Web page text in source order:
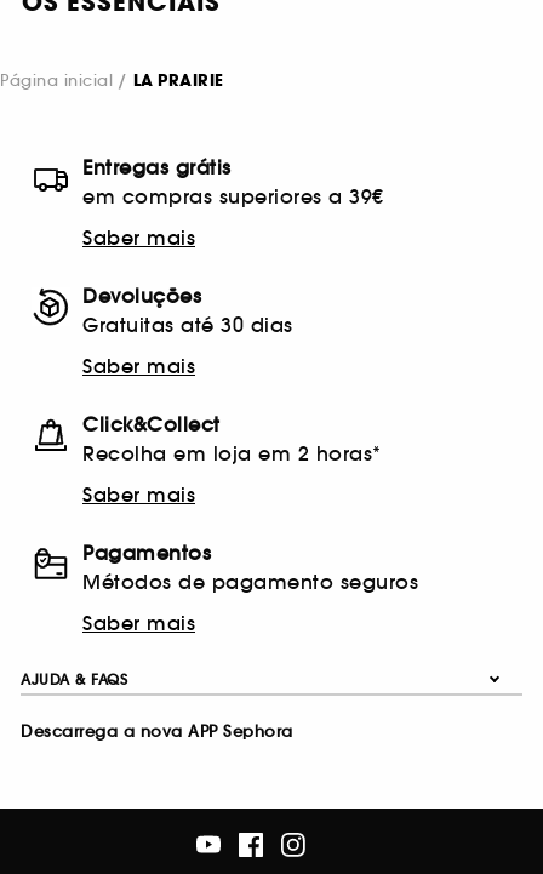
Página inicial LA PRAIRIE
Entregas grátis
em compras superiores a 39€
Saber mais
Devoluções
Gratuitas até 30 dias
Saber mais
Click&Collect
Recolha em loja em 2 horas*
Saber mais
Pagamentos
Métodos de pagamento seguros
Saber mais
AJUDA & FAQS
Descarrega a nova APP Sephora